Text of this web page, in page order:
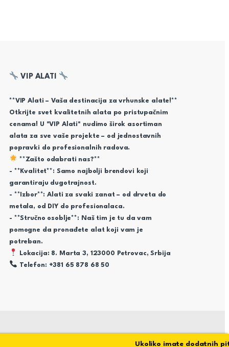
VIP ALATI
**VIP Alati – Vaša destinacija za vrhunske alate!**
Otkrijte svet kvalitetnih alata po pristupačnim
cenama! U "VIP Alati" nudimo širok asortiman
alata za sve vaše projekte – od jednostavnih
popravki do profesionalnih radova.
**Zašto odabrati nas?**
- **Kvalitet**: Samo najbolji brendovi koji
garantiraju dugotrajnost.
- **Izbor**: Alati za svaki zanat – od drveta do
metala, od DIY do profesionalaca.
- **Stručno osoblje**: Naš tim je tu da vam
pomogne da pronađete alat koji vam je
potreban.
Lokacija: 8. Marta 3, 123000 Petrovac, Srbija
Telefon: +381 65 878 68 50
Ukoliko imate dodatnih